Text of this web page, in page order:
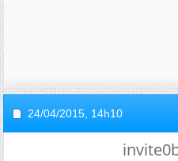
24/04/2015, 14h10